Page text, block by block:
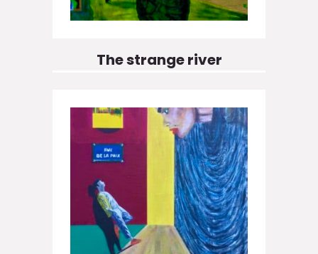
The strange river